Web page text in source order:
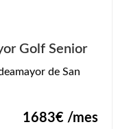
Golf Senior
de San
1683€ /mes